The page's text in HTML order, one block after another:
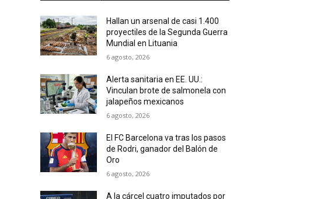
Hallan un arsenal de casi 1.400
proyectiles de la Segunda Guerra
Mundial en Lituania
6 agosto, 2026
Alerta sanitaria en EE. UU.:
Vinculan brote de salmonela con
jalapeños mexicanos
6 agosto, 2026
El FC Barcelona va tras los pasos
de Rodri, ganador del Balón de
Oro
6 agosto, 2026
A la cárcel cuatro imputados por